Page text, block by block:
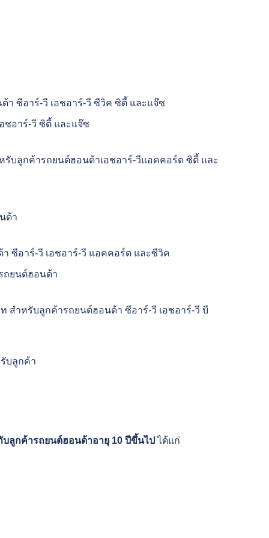
า ซีอาร์-วี เอชอาร์-วี ซีวิค ซิตี้ และแจ๊ซ
ชอาร์-วี ซิตี้ และแจ๊ซ
รับลูกค้ารถยนต์ฮอนด้าเอชอาร์-วีแอคคอร์ด ซิตี้ และ
ด้า
ซีอาร์-วี เอชอาร์-วี แอคคอร์ด และซีวิค
ถยนต์ฮอนด้า
สำหรับลูกค้ารถยนต์ฮอนด้า ซีอาร์-วี เอชอาร์-วี บี
บลูกค้า
ลูกค้ารถยนต์ฮอนด้าอายุ 10 ปีขึ้นไปได้แก่